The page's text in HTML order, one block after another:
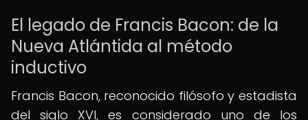
El legado de Francis Bacon: de la
Nueva Atlántida al método
inductivo
Francis Bacon, reconocido filósofo y estadista
del siglo XVI, es considerado uno de los